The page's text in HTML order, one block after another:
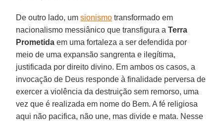
De outro lado, umsionismo transformado em
nacionalismo messiânico que transfigura aTerra
Prometida em uma fortaleza a ser defendida por
meio de uma expansão sangrenta e ilegítima,
justificada por direito divino. Em ambos os casos, a
invocação de Deus responde à finalidade perversa de
exercer a violência da destruição sem remorso, uma
vez que é realizada em nome do Bem. A fé religiosa
aqui não pacifica, não une, mas divide e mata. Nesse